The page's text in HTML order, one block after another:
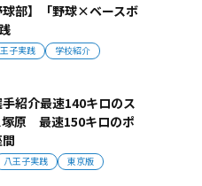
部】「野球×ベースボ
子実践
学校紹介
介最速140キロのス
塚原 最速150キロのポ
八王子実践 東京版